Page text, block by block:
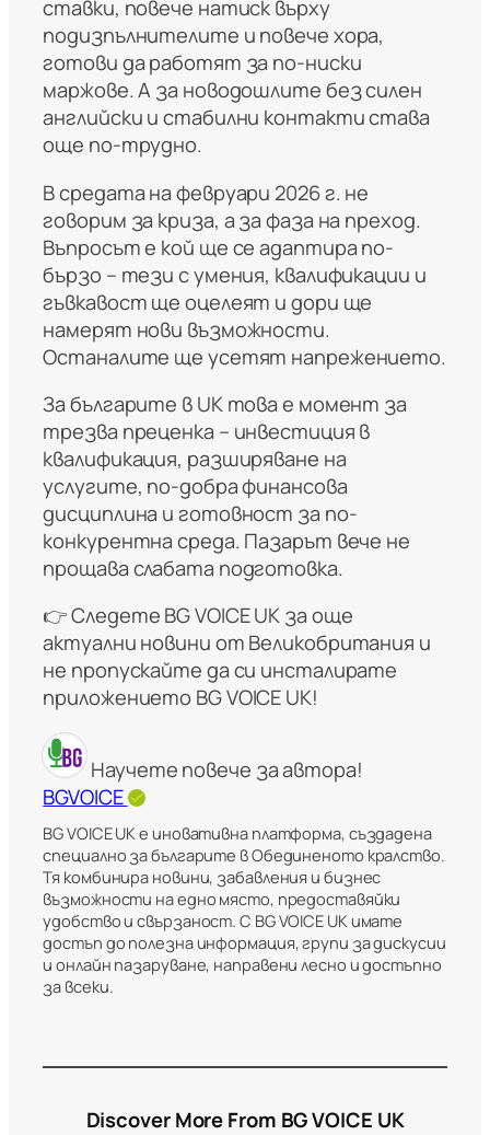
ставки, повече натиск върху
подизпълнителите и повече хора,
готови да работят за по-ниски
маржове. А за новодошлите без силен
английски и стабилни контакти става
още по-трудно.
В средата на февруари 2026 г. не
говорим за криза, а за фаза на преход.
Въпросът е кой ще се адаптира по-
бързо – тези с умения, квалификации и
гъвкавост ще оцелеят и дори ще
намерят нови възможности.
Останалите ще усетят напрежението.
За българите в UK това е момент за
трезва преценка – инвестиция в
квалификация, разширяване на
услугите, по-добра финансова
дисциплина и готовност за по-
конкурентна среда. Пазарът вече не
прощава слабата подготовка.
👉 Следете BG VOICE UK за още
актуални новини от Великобритания и
не пропускайте да си инсталирате
приложението BG VOICE UK!
Научете повече за автора!
BGVOICE
BG VOICE UK е иновативна платформа, създадена
специално за българите в Обединеното кралство.
Тя комбинира новини, забавления и бизнес
възможности на едно място, предоставяйки
удобство и свързаност. С BG VOICE UK имате
достъп до полезна информация, групи за дискусии
и онлайн пазаруване, направени лесно и достъпно
за всеки.
Discover More From BG VOICE UK